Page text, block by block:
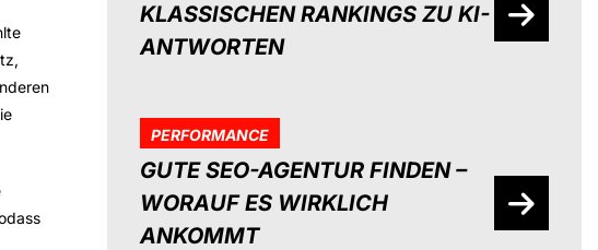
KLASSISCHEN RANKINGS ZU KI-
ANTWORTEN
PERFORMANCE
GUTE SEO-AGENTUR FINDEN –
WORAUF ES WIRKLICH
ANKOMMT